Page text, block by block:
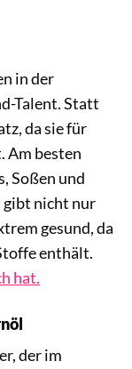
in der
Talent. Statt
da sie für
Am besten
Soßen und
gibt nicht nur
gesund, da
enthält.
hat.
der im